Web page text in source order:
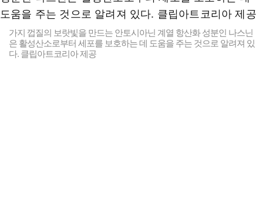
가지 껍질의 보랏빛을 만드는 안토시아닌 계열 항산화 성분인 나스닌
은 활성산소로부터 세포를 보호하는 데 도움을 주는 것으로 알려져 있
다. 클립아트코리아 제공